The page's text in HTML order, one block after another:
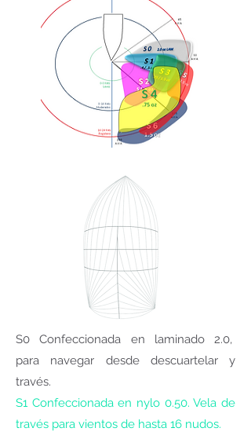
S0 Confeccionada en laminado 2.0,
para navegar desde descuartelar y
través.
S1 Confeccionada en nylo 0.50. Vela de
través para vientos de hasta 16 nudos.